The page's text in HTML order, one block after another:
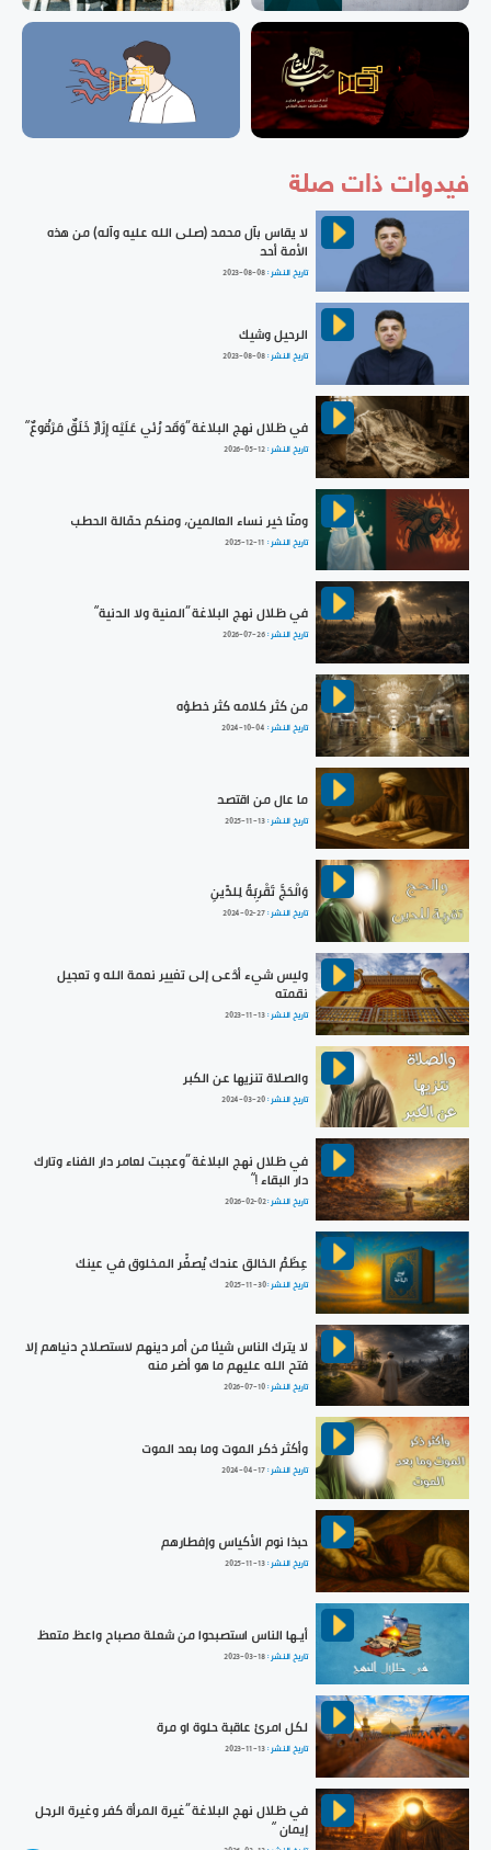
فيدوات ذات صلة
لا يقاس بآل محمد (صلى الله عليه وآله) من هذه
الأمة أحد
تاريخ النشر :2023-08-08
الرحيل وشيك
تاريخ النشر :2023-08-08
في ظلال نهج البلاغة ”وَقَد رُئي عَلَيْه إِزَارٌ خَلَقٌ مَرْقُوعٌ“
تاريخ النشر :2026-05-12
ومنّا خير نساء العالمين، ومنكم حمّالة الحطب
تاريخ النشر : 2025-12-11
في ظلال نهج البلاغة ”المنية ولا الدنية“
تاريخ النشر :2026-07-26
من كثر كلامه كثر خطؤه
تاريخ النشر : 2024-10-04
ما عال من اقتصد
تاريخ النشر :2025-11-13
وَالْحَجَّ تَقْرِبَةً لِلدِّينِ
تاريخ النشر :2024-02-27
وليس شيء أدْعى إلى تغيير نعمة الله و تعجيل
نقمته
تاريخ النشر :2023-11-13
والصلاة تنزيها عن الكبر
تاريخ النشر :2024-03-20
في ظلال نهج البلاغة ”وعجبت لعامر دار الفناء وتارك
دار البقاء !“
تاريخ النشر :2026-02-02
عِظَمُ الخالق عندك يُصغِّر المخلوق في عينك
تاريخ النشر :2025-11-30
لا يترك الناس شيئا من أمر دينهم لاستصلاح دنياهم إلا
فتح الله عليهم ما هو أضر منه
تاريخ النشر :2026-07-10
وأكثر ذكر الموت وما بعد الموت
تاريخ النشر :2024-04-17
حبذا نوم الأكياس وإفطارهم
تاريخ النشر :2025-11-13
أيـها الناس استصبحوا من شعلة مصباح واعظ متعظ
تاريخ النشر :2023-03-18
لكل امرئ عاقبة حلوة او مرة
تاريخ النشر :2023-11-13
في ظلال نهج البلاغة ”غيرة المرأة كفر وغيرة الرجل
إيمان “